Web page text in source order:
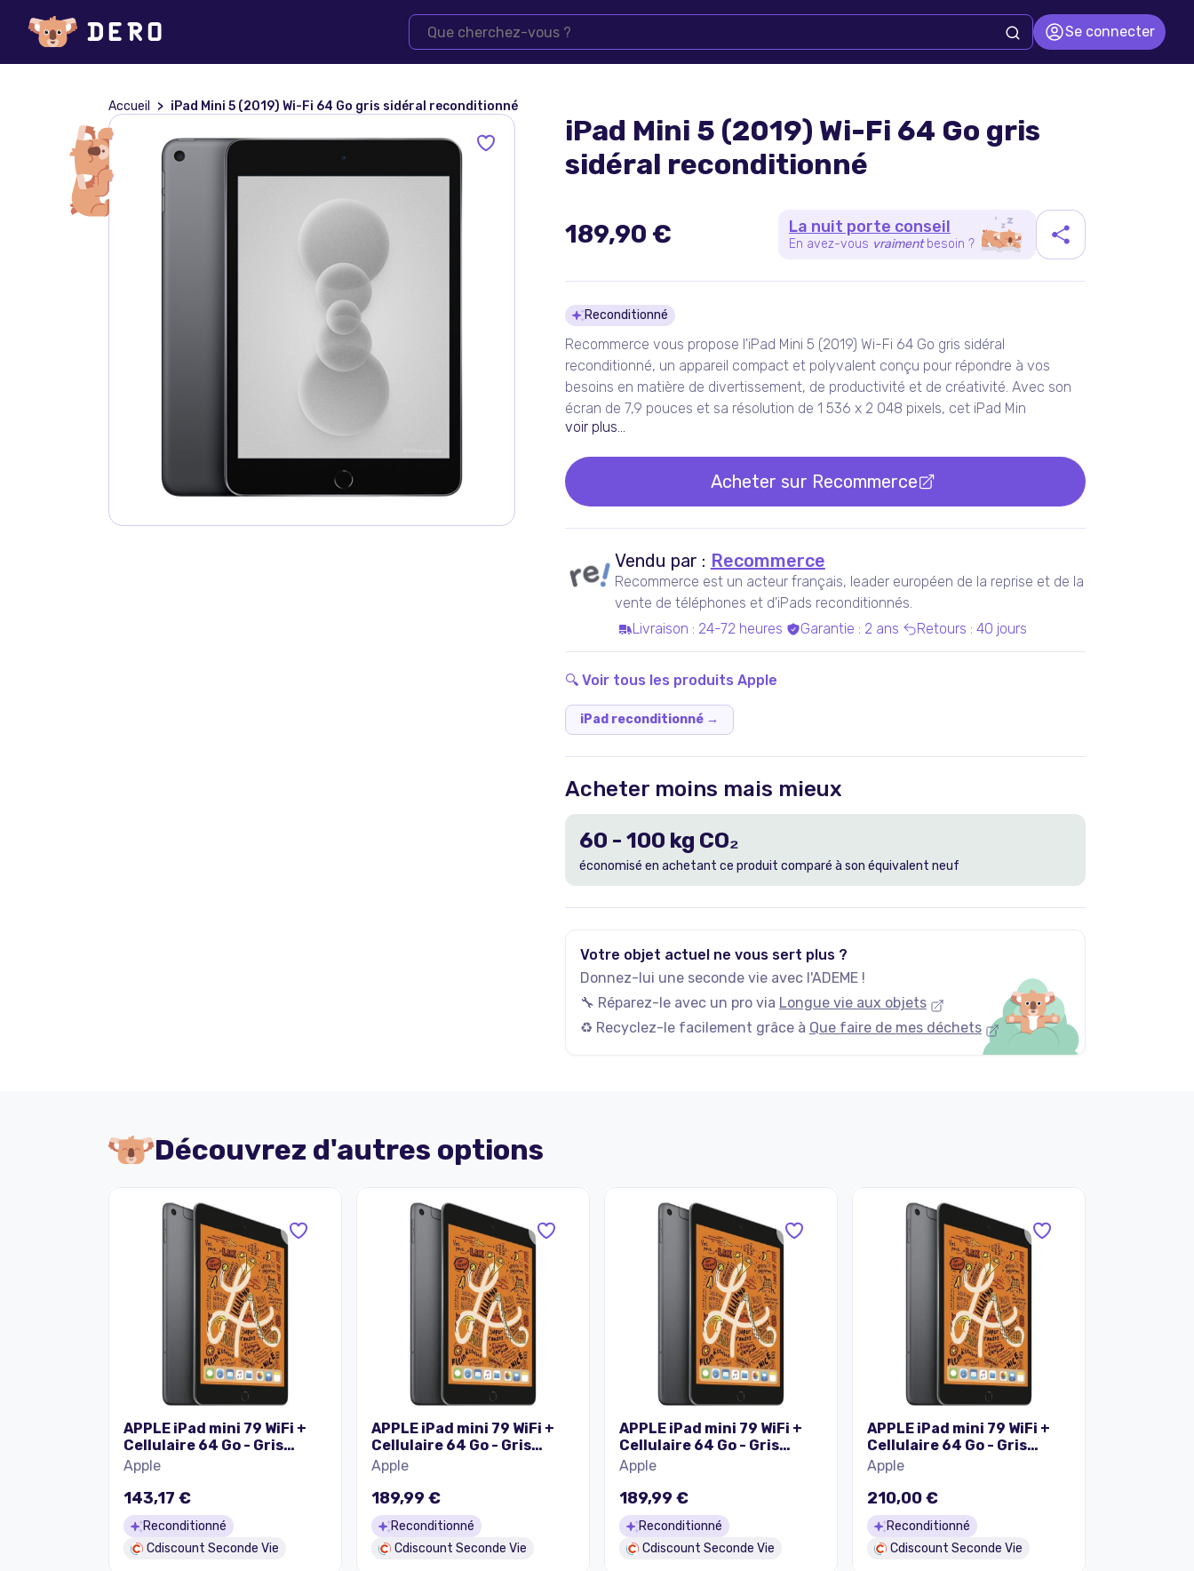
Se connecter
Accueil iPad Mini 5 (2019) Wi-Fi 64 Go gris sidéral reconditionné
iPad Mini 5 (2019) Wi-Fi 64 Go gris
sidéral reconditionné
189,90 € La nuit porte conseil
En avez-vous vraiment besoin ?
Détails du produit
Reconditionné
Recommerce vous propose l'iPad Mini 5 (2019) Wi-Fi 64 Go gris sidéral
reconditionné, un appareil compact et polyvalent conçu pour répondre à vos
besoins en matière de divertissement, de productivité et de créativité. Avec son
écran de 7,9 pouces et sa résolution de 1 536 x 2 048 pixels, cet iPad Min
voir plus...
Acheter sur Recommerce
Vendu par : Recommerce
Recommerce est un acteur français, leader européen de la reprise et de la
vente de téléphones et d'iPads reconditionnés.
Livraison : 24-72 heures Garantie : 2 ans Retours : 40 jours
🔍 Voir tous les produits Apple
iPad reconditionné→
Acheter moins mais mieux
60 - 100 kg CO₂
économisé en achetant ce produit comparé à son équivalent neuf
Votre objet actuel ne vous sert plus ?
Donnez-lui une seconde vie avec l'ADEME !
🔧 Réparez-le avec un pro via Longue vie aux objets
♻️ Recyclez-le facilement grâce à Que faire de mes déchets
Découvrez d'autres options
APPLE iPad mini 79 WiFi +
Cellulaire 64 Go - Gris
Sidéral (2019) -
Reconditionné - Etat
correct
Apple
143,17 €
Reconditionné
Cdiscount Seconde Vie
APPLE iPad mini 79 WiFi +
Cellulaire 64 Go - Gris
Sidéral (2019) -
Reconditionné - Très bon
état
Apple
189,99 €
Reconditionné
Cdiscount Seconde Vie
APPLE iPad mini 79 WiFi +
Cellulaire 64 Go - Gris
Sidéral (2019) -
Reconditionné - Excellent
état
Apple
189,99 €
Reconditionné
Cdiscount Seconde Vie
APPLE iPad mini 79 WiFi +
Cellulaire 64 Go - Gris
Sidéral (2019) -
Reconditionné - Etat
correct
Apple
210,00 €
Reconditionné
Cdiscount Seconde Vie